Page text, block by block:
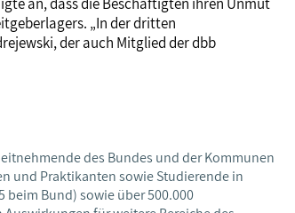
„In der dritten
der auch Mitglied der dbb
des Bundes und der Kommunen
und Praktikanten sowie Studierende in
Bund) sowie über 500.000